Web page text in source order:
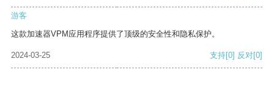
游客
这款加速器VPM应用程序提供了顶级的安全性和隐私保护。
2024-03-25 支持[0] 反对[0]